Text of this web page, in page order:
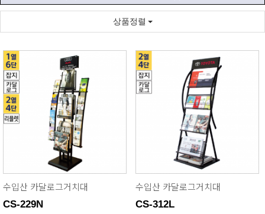
상품정렬
수입산 카달로그거치대
CS-229N
수입산 카달로그거치대
CS-312L